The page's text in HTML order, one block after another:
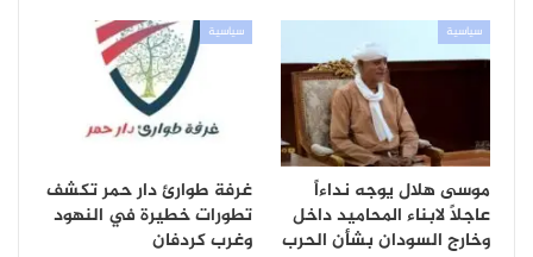
سياسية
موسى هلال يوجه نداءاً
عاجلاً لابناء المحاميد داخل
وخارج السودان بشأن الحرب
سياسية
غرفة طوارئ دار حمر تكشف
تطورات خطيرة في النهود
وغرب كردفان